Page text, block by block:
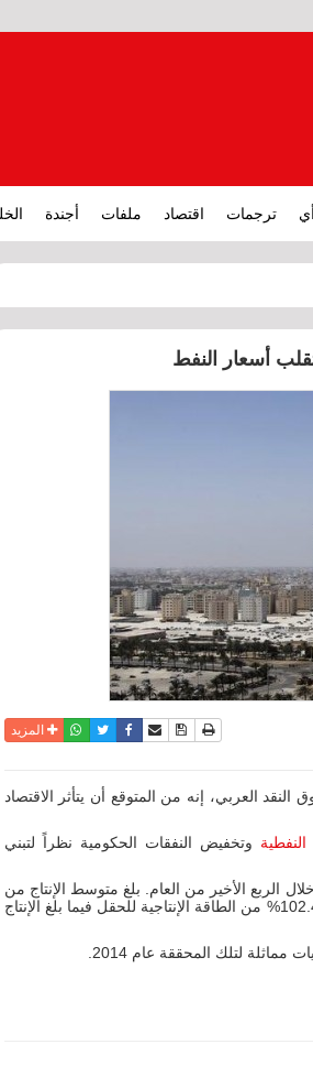
ترجمات اقتصاد ملفات أجندة
أسعار النفط
نسخة للطباعة
حفظ الموضوع
أرسل الى صديق
فيسبوكتويترواتسابالمزيد
العربي، إنه من المتوقع أن يتأثر الاقتصاد
وتخفيض النفقات الحكومية نظراً لتبني
بلغ 6% على أساس سنوي خلال الربع الأخير من العام. بلغ متوسط الإنتاج من
حقل أبوسعفة البحري نحو 154 ألف برميل يومياً خلال عام 2014 بنسبة 102.4% من الطاقة الإنتاجية للحقل فيما بلغ الإنتاج